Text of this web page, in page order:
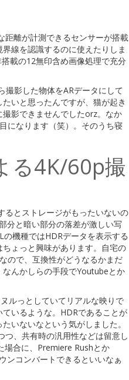
距離が計測できるセンサーが搭載
線を認識するのに使えたりしま
載の12無印含め画像処理で充分
撮影した物体をARデータにして
いと思ったんですが、猫が起き
影できませんでしたorz。なか
になります（笑）。そのうち寝
る4K/60p撮
るとストレージがもったいないの
分と暗い部分の落差が激しい写
機種ではHDRデータを表示する
ょっと興味があります。自宅の
ので、互換性がどうなるかまだ
んかしらの手段でYoutubeとか
ルっとしていてリアルな映りで
いるような。HDRであることが
いないなという気がしました。
、共有時の汎用性などは留意し
場合に、Premiere Rushとか
ンコンバートできるといいなぁ